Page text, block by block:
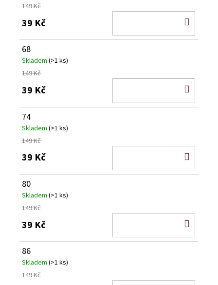
149 Kč
39 Kč
68
Skladem (>1 ks)
149 Kč
39 Kč
74
Skladem (>1 ks)
149 Kč
39 Kč
80
Skladem (>1 ks)
149 Kč
39 Kč
86
Skladem (>1 ks)
149 Kč